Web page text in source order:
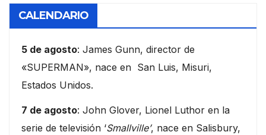
CALENDARIO
5 de agosto: James Gunn, director de
«SUPERMAN», nace en San Luis, Misuri,
Estados Unidos.
7 de agosto: John Glover, Lionel Luthor en la
serie de televisión ‘Smallville’, nace en Salisbury,